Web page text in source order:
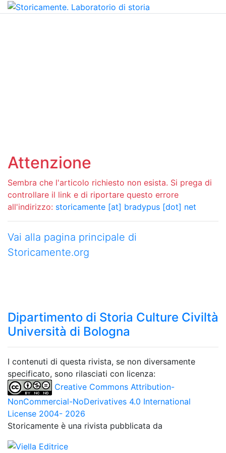
Attenzione
Sembra che l'articolo richiesto non esista. Si prega di
controllare il link e di riportare questo errore
all'indirizzo: storicamente [at] bradypus [dot] net
Vai alla pagina principale di
Storicamente.org
Dipartimento di Storia Culture Civiltà
Università di Bologna
I contenuti di questa rivista, se non diversamente
specificato, sono rilasciati con licenza:
Creative Commons Attribution-
NonCommercial-NoDerivatives 4.0 International
License 2004- 2026
Storicamente è una rivista pubblicata da